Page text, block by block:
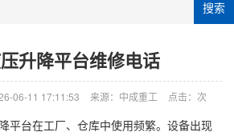
搜索
升降平台维修电话
06-11 17:11:53 来源：中成重工 点击： 次
平台在工厂、仓库中使用频繁。设备出现